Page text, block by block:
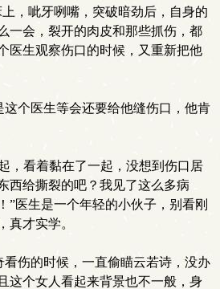
，呲牙咧嘴，突破暗劲后，自身的
一会，裂开的肉皮和那些抓伤，都
医生观察伤口的时候，又重新把他
这个医生等会还要给他缝伤口，他肯
，看着黏在了一起，没想到伤口居
西给撕裂的吧？我见了这么多病
”医生是一个年轻的小伙子，别看刚
真才实学。
看伤的时候，一直偷瞄云若诗，没办
这个女人看起来背景也不一般，身